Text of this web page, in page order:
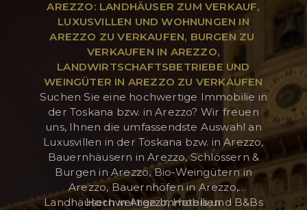
UNTERNEHMEN
CHRISTIE'S
KONTAKT
Currency:
$ £
Sprache:
AREZZO: LANDHÄUSER ZUM VERKAUF,
LUXUSVILLEN UND WOHNUNGEN IN
AREZZO ZU VERKAUFEN, BURGEN ZU
VERKAUFEN IN AREZZO,
LANDWIRTSCHAFTSBETRIEBE UND
WEINGÜTER IN AREZZO ZU VERKAUFEN
Suchen Sie eine hochwertige Immobilie in
der Toskana bzw. in Arezzo? Wir freuen
uns, Ihnen die umfassendste Auswahl an
Luxusvillen in der Toskana bzw. in Arezzo,
Bauernhäusern in Arezzo, Schlössern &
Burgen in Arezzo, Bio-Weingütern in
Arezzo, Bauernhöfen in Arezzo,
Landhäusern in Arezzo, Hotels und B&Bs
Hochwertige Immobilien